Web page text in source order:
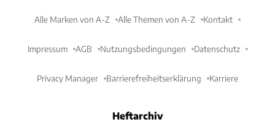
Alle Marken von A-Z Alle Themen von A-Z Kontakt
Impressum AGB Nutzungsbedingungen Datenschutz
Privacy Manager Barrierefreiheitserklärung Karriere
Heftarchiv